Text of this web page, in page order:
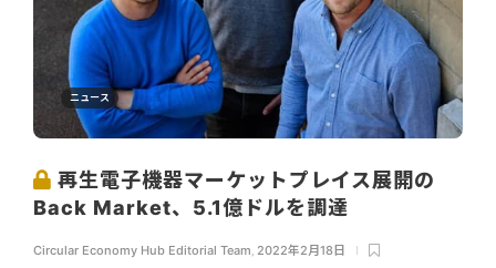
ニュース
再生電子機器マーケットプレイス展開の
Back Market、5.1億ドルを調達
Circular Economy Hub Editorial Team, 2022年2月18日